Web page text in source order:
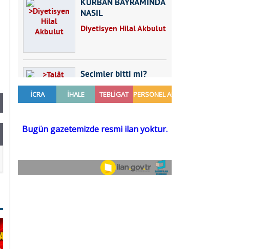
KURBAN BAYRAMINDA
NASIL
BESLENMELİYİZ?
Diyetisyen Hilal Akbulut
Seçimler bitti mi?
Talât Yörük
Sezgin MADRAN